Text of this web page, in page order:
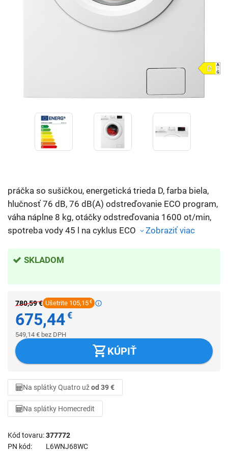
práčka so sušičkou, energetická trieda D, farba biela,
hlučnosť 76 dB, 76 dB(A) odstreďovanie ECO program,
váha náplne 8 kg, otáčky odstreďovania 1600 ot/min,
spotreba vody 45 l na cyklus ECO
Zobraziť viac
SKLADOM
780,59€ Ušetrite 105,15 €
675,44€
549,14 € bez DPH
KÚPIŤ
Na splátky Quatro užod 39 €
Na splátky Homecredit
Kód tovaru 377772
PN kód
L6WNJ68WC